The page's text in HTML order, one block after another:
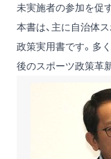
未実施者の参加を促
本書は、主に自治体
政策実用書です。多
後のスポーツ政策革